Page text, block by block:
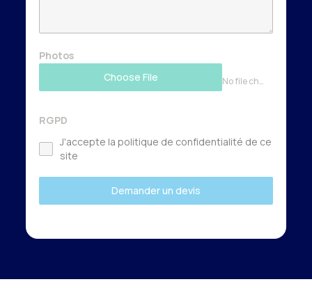
Photos
Choose File
No file chosen
RGPD
J'accepte la politique de confidentialité de ce
site
Demander un devis